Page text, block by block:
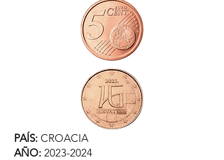
PAÍS: CROACIA
AÑO: 2023-2024